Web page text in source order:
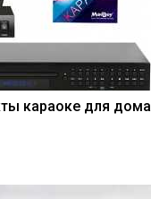
караоке для дома